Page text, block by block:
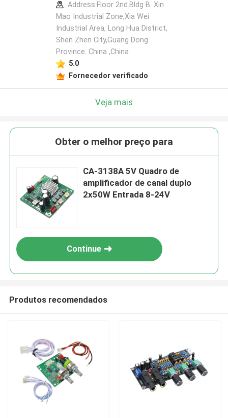
Address:Floor 2nd.Bldg B. Xin
Mao Industrial Zone,Xia Wei
Industrial Area, Long Hua District,
Shen Zhen City,Guang Dong
Province. China ,China
5.0
Fornecedor verificado
Veja mais
Obter o melhor preço para
CA-3138A 5V Quadro de
amplificador de canal duplo
2x50W Entrada 8-24V
Continue
Produtos recomendados